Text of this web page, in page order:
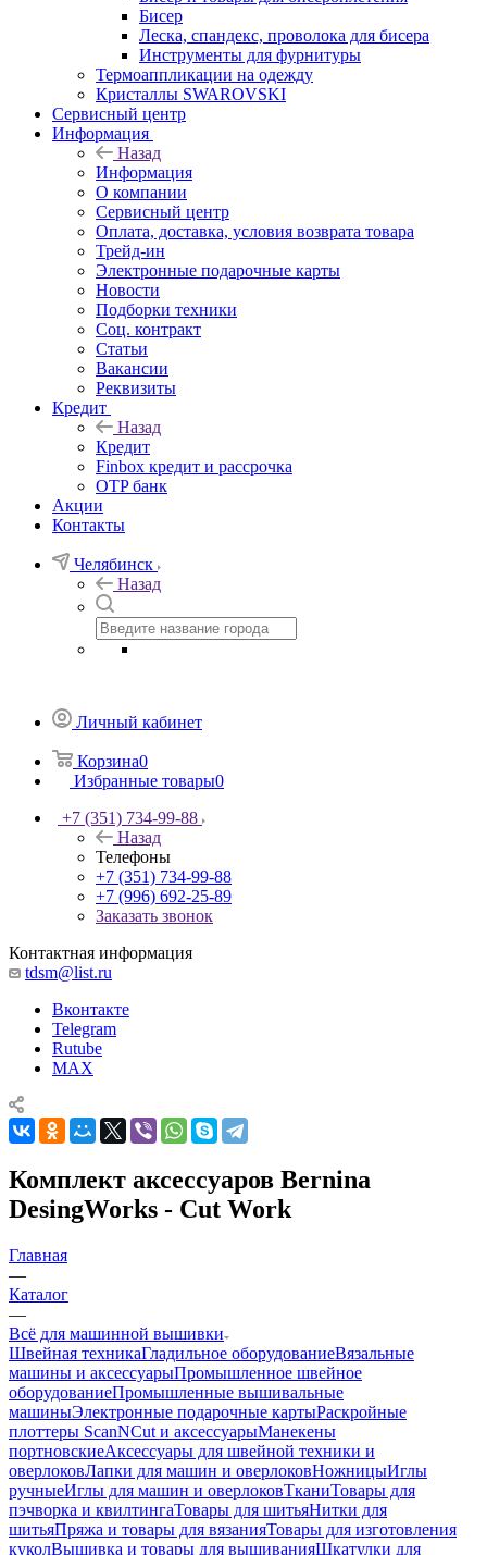
Бисер
Леска, спандекс, проволока для бисера
Инструменты для фурнитуры
Термоаппликации на одежду
Кристаллы SWAROVSKI
Сервисный центр
Информация
Назад
Информация
О компании
Сервисный центр
Оплата, доставка, условия возврата товара
Трейд-ин
Электронные подарочные карты
Новости
Подборки техники
Соц. контракт
Статьи
Вакансии
Реквизиты
Кредит
Назад
Кредит
Finbox кредит и рассрочка
OTP банк
Акции
Контакты
Челябинск
Назад
Личный кабинет
Корзина0
Избранные товары0
+7 (351) 734-99-88
Назад
Телефоны
+7 (351) 734-99-88
+7 (996) 692-25-89
Заказать звонок
Контактная информация
tdsm@list.ru
Вконтакте
Telegram
Rutube
MAX
Комплект аксессуаров Bernina
DesingWorks - Cut Work
Главная
—
Каталог
—
Всё для машинной вышивки
Швейная техникаГладильное оборудованиеВязальные
машины и аксессуарыПромышленное швейное
оборудованиеПромышленные вышивальные
машиныЭлектронные подарочные картыРаскройные
плоттеры ScanNCut и аксессуарыМанекены
портновскиеАксессуары для швейной техники и
оверлоковЛапки для машин и оверлоковНожницыИглы
ручныеИглы для машин и оверлоковТканиТовары для
пэчворка и квилтингаТовары для шитьяНитки для
шитьяПряжа и товары для вязанияТовары для изготовления
куколВышивка и товары для вышиванияШкатулки для